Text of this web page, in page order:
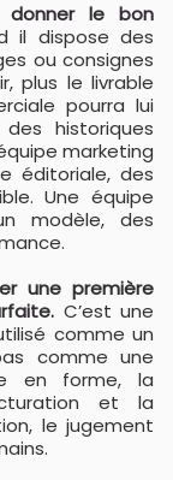
donner le bon
il dispose des
ou consignes
plus le livrable
pourra lui
historiques
marketing
éditoriale, des
Une équipe
modèle, des
une première
C’est une
comme un
comme une
en forme, la
et la
le jugement